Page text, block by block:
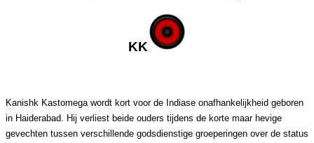
KK
Kanishk Kastomega wordt kort voor de Indiase onafhankelijkheid geboren
in Haiderabad. Hij verliest beide ouders tijdens de korte maar hevige
gevechten tussen verschillende godsdienstige groeperingen over de status